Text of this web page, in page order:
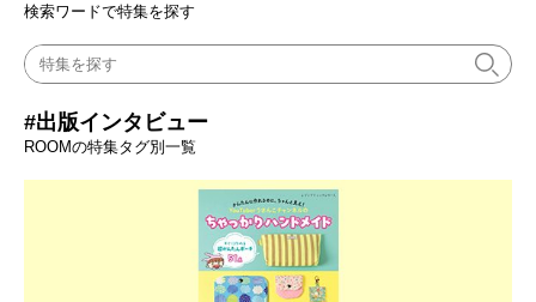
検索ワードで特集を探す
#出版インタビュー
ROOMの特集タグ別一覧